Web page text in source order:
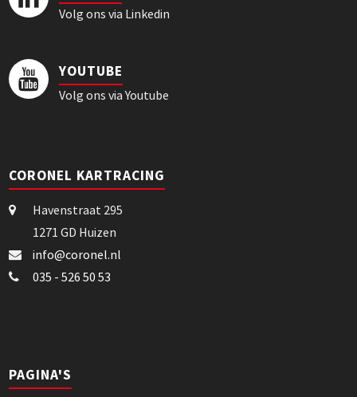
Volg ons via Linkedin
YOUTUBE
Volg ons via Youtube
CORONEL KARTRACING
Havenstraat 295
1271 GD Huizen
info@coronel.nl
035 - 526 50 53
PAGINA'S